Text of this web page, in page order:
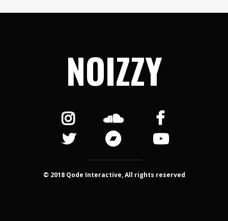
NOIZZY
© 2018 Qode Interactive, All rights reserved